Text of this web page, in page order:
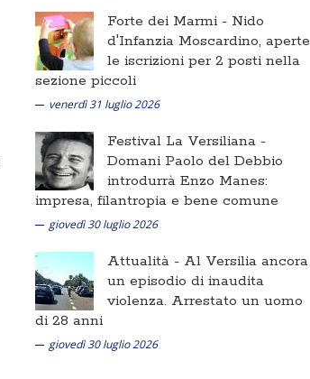
Forte dei Marmi - Nido
d'Infanzia Moscardino, aperte
le iscrizioni per 2 posti nella
sezione piccoli
venerdì 31 luglio 2026
Festival La Versiliana -
Domani Paolo del Debbio
introdurrà Enzo Manes:
impresa, filantropia e bene comune
giovedì 30 luglio 2026
Attualità - Al Versilia ancora
un episodio di inaudita
violenza. Arrestato un uomo
di 28 anni
giovedì 30 luglio 2026